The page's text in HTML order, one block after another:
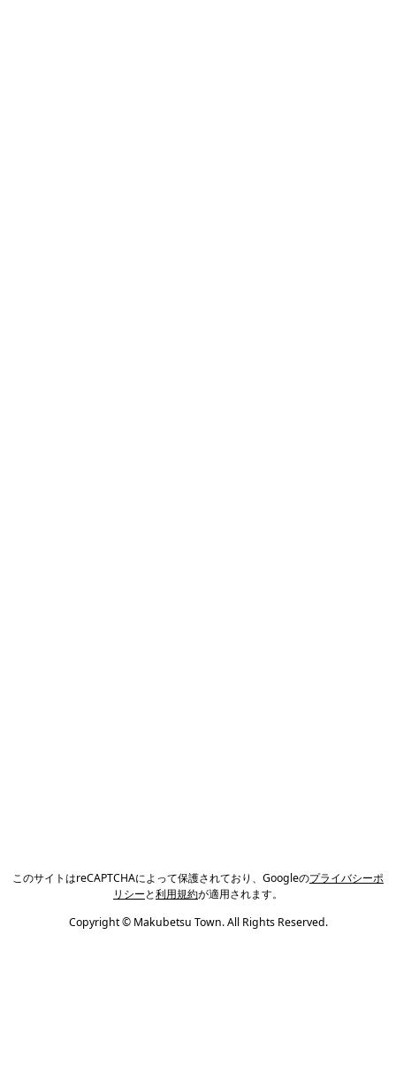
このサイトはreCAPTCHAによって保護されており、Googleのプライバシーポ
リシーと利用規約が適用されます。
Copyright © Makubetsu Town. All Rights Reserved.